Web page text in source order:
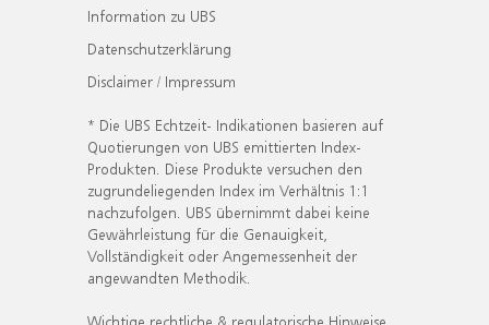
Information zu UBS
Datenschutzerklärung
Disclaimer / Impressum
* Die UBS Echtzeit- Indikationen basieren auf
Quotierungen von UBS emittierten Index-
Produkten. Diese Produkte versuchen den
zugrundeliegenden Index im Verhältnis 1:1
nachzufolgen. UBS übernimmt dabei keine
Gewährleistung für die Genauigkeit,
Vollständigkeit oder Angemessenheit der
angewandten Methodik.